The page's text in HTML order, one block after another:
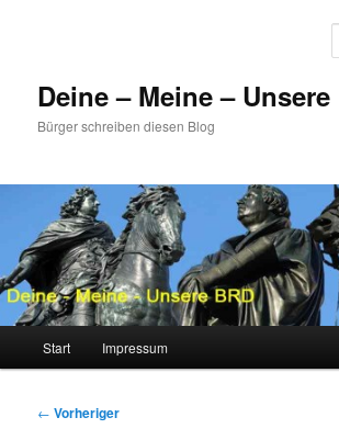
Deine – Meine – Unsere
Bürger schreiben diesen Blog
Start Impressum
Beitragsnavigation
← Vorheriger